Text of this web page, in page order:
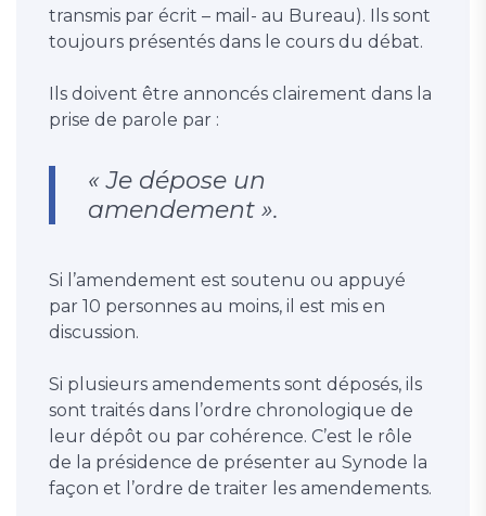
transmis par écrit – mail- au Bureau). Ils sont
toujours présentés dans le cours du débat.
Ils doivent être annoncés clairement dans la
prise de parole par :
« Je dépose un
amendement ».
Si l’amendement est soutenu ou appuyé
par 10 personnes au moins, il est mis en
discussion.
Si plusieurs amendements sont déposés, ils
sont traités dans l’ordre chronologique de
leur dépôt ou par cohérence. C’est le rôle
de la présidence de présenter au Synode la
façon et l’ordre de traiter les amendements.